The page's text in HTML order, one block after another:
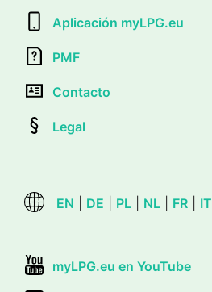
Aplicación myLPG.eu
PMF
Contacto
Legal
EN DE PL NL FR IT
myLPG.eu en YouTube